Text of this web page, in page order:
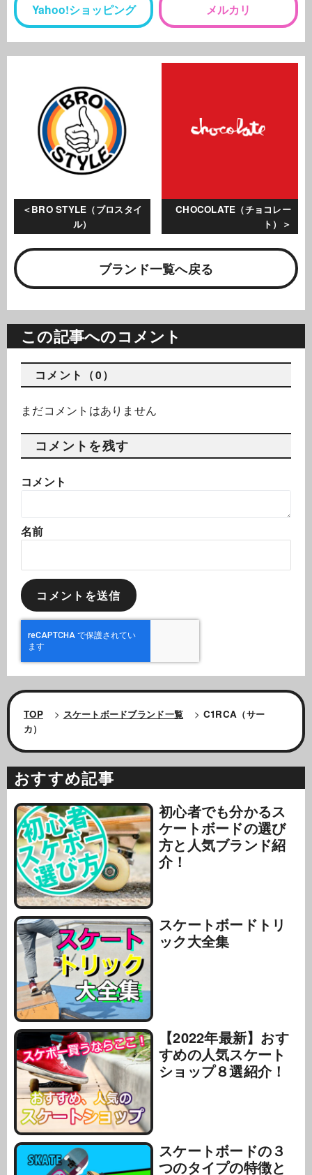
Yahoo!ショッピング メルカリ
CHOCOLATE（チョコレー
ト）
BRO STYLE（ブロスタイ
ル）
ブランド一覧へ戻る
この記事へのコメント
コメント（0）
まだコメントはありません
コメントを残す
コメント
名前
TOP > スケートボードブランド一覧 > C1RCA（サー
カ）
おすすめ記事
初心者でも分かるス
ケートボードの選び
方と人気ブランド紹
介！
スケートボードトリ
ック大全集
【2022年最新】おす
すめの人気スケート
ショップ８選紹介！
スケートボードの３
つのタイプの特徴と